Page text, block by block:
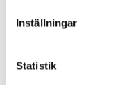
Inställningar
Statistik
KONTAKT
Besöksadress